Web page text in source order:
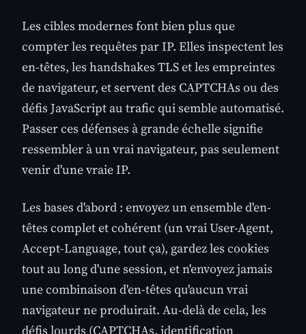
Les cibles modernes font bien plus que
compter les requêtes par IP. Elles inspectent les
en-têtes, les handshakes TLS et les empreintes
de navigateur, et servent des CAPTCHAs ou des
défis JavaScript au trafic qui semble automatisé.
Passer ces défenses à grande échelle signifie
ressembler à un vrai navigateur, pas seulement
venir d'une vraie IP.
Les bases d'abord : envoyez un ensemble d'en-
têtes complet et cohérent (un vrai User-Agent,
Accept-Language, tout ça), gardez les cookies
tout au long d'une session, et n'envoyez jamais
une combinaison d'en-têtes qu'aucun vrai
navigateur ne produirait. Au-delà de cela, les
défis lourds (CAPTCHAs, identification